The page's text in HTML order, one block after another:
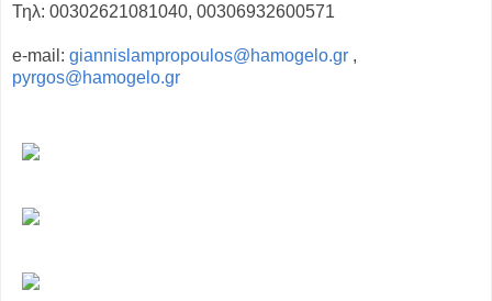
Τηλ: 00302621081040, 00306932600571
e-mail: giannislampropoulos@hamogelo.gr ,
pyrgos@hamogelo.gr